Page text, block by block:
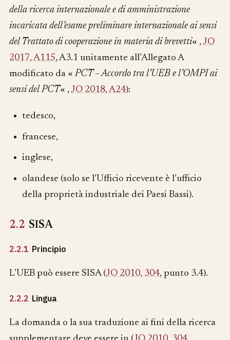
della ricerca internazionale e di amministrazione
incaricata dell’esame preliminare internazionale ai sensi
del Trattato di cooperazione in materia di brevetti« ,JO
2017, A115, A3.1 unitamente all’Allegato A
modificato da «PCT – Accordo tra l’UEB e l’OMPI ai
sensi del PCT« ,JO 2018, A24):
tedesco,
francese,
inglese,
olandese (solo se l’Ufficio ricevente è l’ufficio
della proprietà industriale dei Paesi Bassi).
2.2 SISA
2.2.1 Principio
L’UEB può essere SISA (JO 2010, 304, punto 3.4).
2.2.2 Lingua
La domanda o la sua traduzione ai fini della ricerca